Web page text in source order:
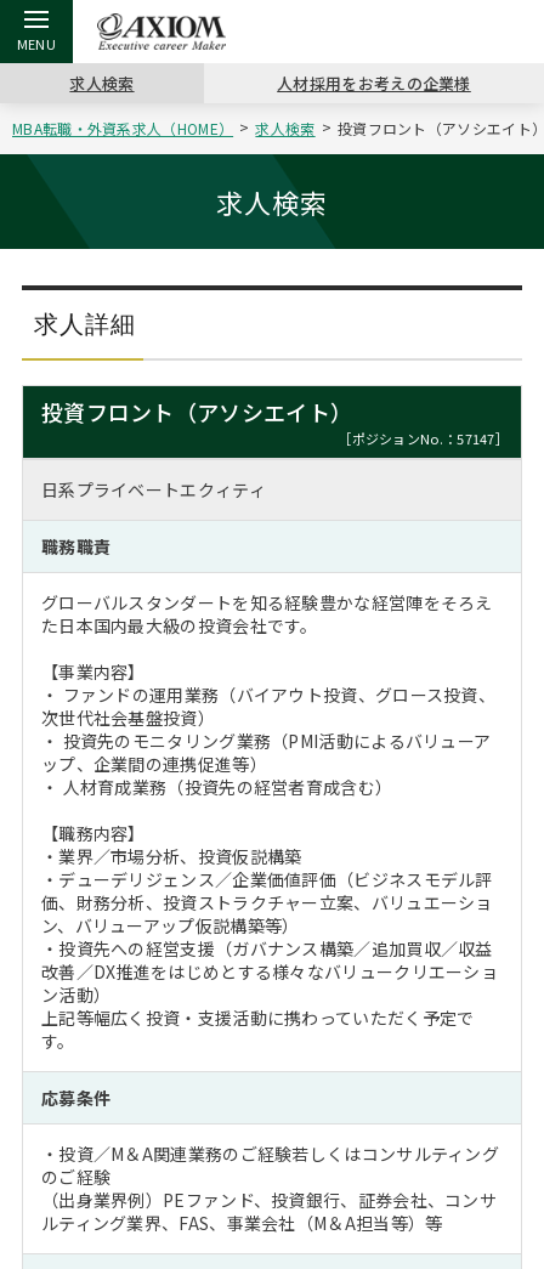
戻る
アクシアムの特長
戻る
コンサ
サービス案内
戻る
キャリ
コンサルタントの紹介
戻る
キャリア支援 TOP
キャリアデザイン講座
（最新求人市場動向）
戻る
MBAの
おわり
ステージ別アドバイス
MBAの転職事例
MBAからのFAQ
MBA留学生数の推移
戻る
日本か
年齢と年収の相関図
戻る
転職ツール TOP
英文レジュメの書き方
戻る
パワー
職務経歴書の書き方
外資系／面接攻略のコツ
戻る
転職コラム TOP
“展”職相談室
転職市場の明日をよめ
キャリアに効く一冊
注目企業インタビュー
戻る
イベント・セミナー TOP
ジョブフェア
キャリアデザインセミナー
プロ経営者の特別セミナー
Career Talk Live
MBA NETWORKING
戻る
会社概要 TOP
沿革
主なクライアント
パブリシティ
ニュースリリース
求人検索 人材採用をお考えの企業様
MBA転職・外資系求人（HOME） 求人検索 投資フロント（アソシエイト
求人検索
求人詳細
投資フロント（アソシエイト）
［ポジションNo.：57147］
日系プライベートエクィティ
職務職責
グローバルスタンダートを知る経験豊かな経営陣をそろえ
た日本国内最大級の投資会社です。
【事業内容】
・ ファンドの運用業務（バイアウト投資、グロース投資、
次世代社会基盤投資）
・ 投資先のモニタリング業務（PMI活動によるバリューア
ップ、企業間の連携促進等）
・ 人材育成業務（投資先の経営者育成含む）
【職務内容】
・業界／市場分析、投資仮説構築
・デューデリジェンス／企業価値評価（ビジネスモデル評
価、財務分析、投資ストラクチャー立案、バリュエーショ
ン、バリューアップ仮説構築等）
・投資先への経営支援（ガバナンス構築／追加買収／収益
改善／DX推進をはじめとする様々なバリュークリエーショ
ン活動）
上記等幅広く投資・支援活動に携わっていただく予定で
す。
応募条件
・投資／M＆A関連業務のご経験若しくはコンサルティング
のご経験
（出身業界例）PEファンド、投資銀行、証券会社、コンサ
ルティング業界、FAS、事業会社（M＆A担当等）等